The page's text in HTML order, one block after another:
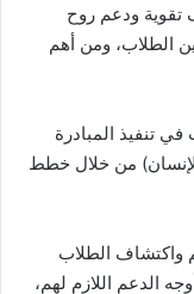
تقوية ودعم روح
الطلاب، ومن أهم
في تنفيذ المبادرة
الإنسان) من خلال خطط
واكتشاف الطلاب
الدعم اللازم لهم،